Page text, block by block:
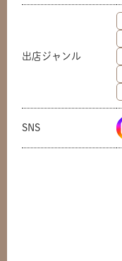
出店ジャンル
SNS